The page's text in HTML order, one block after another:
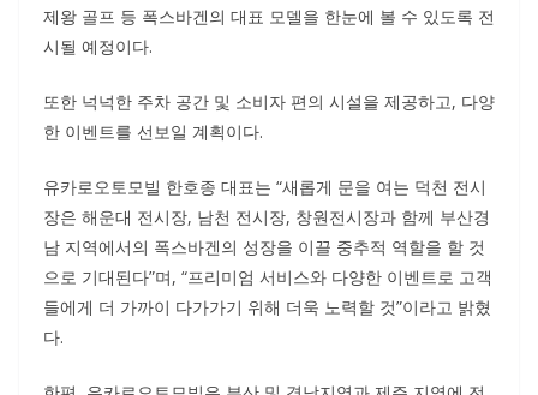
제왕 골프 등 폭스바겐의 대표 모델을 한눈에 볼 수 있도록 전
시될 예정이다.
또한 넉넉한 주차 공간 및 소비자 편의 시설을 제공하고, 다양
한 이벤트를 선보일 계획이다.
유카로오토모빌 한호종 대표는 “새롭게 문을 여는 덕천 전시
장은 해운대 전시장, 남천 전시장, 창원전시장과 함께 부산경
남 지역에서의 폭스바겐의 성장을 이끌 중추적 역할을 할 것
으로 기대된다”며, “프리미엄 서비스와 다양한 이벤트로 고객
들에게 더 가까이 다가가기 위해 더욱 노력할 것”이라고 밝혔
다.